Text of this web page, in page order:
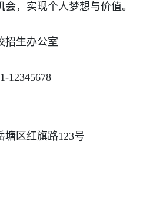
，实现个人梦想与价值。
招生办公室
12345678
塘区红旗路123号